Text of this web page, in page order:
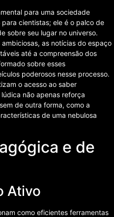
para uma sociedade
cientistas; ele é o palco de
sobre seu lugar no universo.
as notícias do espaço
até a compreensão dos
sobre esses
poderosos nesse processo.
o acesso ao saber
não apenas reforça
de outra forma, como a
de uma nebulosa
e de
Ativo
como eficientes ferramentas